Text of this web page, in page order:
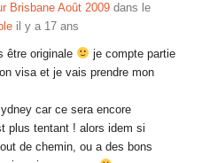
Brisbane Août 2009 dans le
il y a 17 ans
être originale
je compte partie
visa et je vais prendre mon
car ce sera encore
plus tentant ! alors idem si
de chemin, ou a des bons